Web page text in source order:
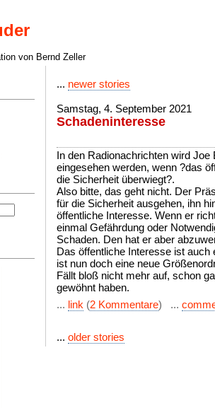
von Bernd Zeller
... newer stories
Samstag, 4. September 2021
Schadeninteresse
In den Radionachrichten wird Joe
eingesehen werden, wenn ?das
die Sicherheit überwiegt?.
Also bitte, das geht nicht. Der
für die Sicherheit ausgehen, ihn
öffentliche Interesse. Wenn er
einmal Gefährdung oder
Schaden. Den hat er aber
Das öffentliche Interesse ist
ist nun doch eine neue
Fällt bloß nicht mehr auf, schon
gewöhnt haben.
... link (2 Kommentare) ...
... older stories